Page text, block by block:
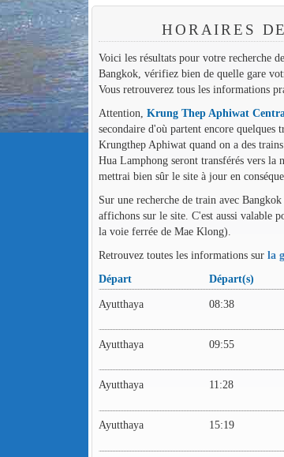
HORAIRES
Voici les résultats pour votre recherche
Bangkok, vérifiez bien de quelle gare
Vous retrouverez tous les informations
Attention, Krung Thep Aphiwat
secondaire d'où partent encore
Krungthep Aphiwat quand on a des
Hua Lamphong seront transférés vers la
mettrai bien sûr le site à jour en
Sur une recherche de train avec
affichons sur le site. C'est aussi valable
la voie ferrée de Mae Klong).
Retrouvez toutes les informations sur la
Départ
Départ(s)
Ayutthaya
08:38
Ayutthaya 09:55
Ayutthaya 11:28
Ayutthaya 15:19